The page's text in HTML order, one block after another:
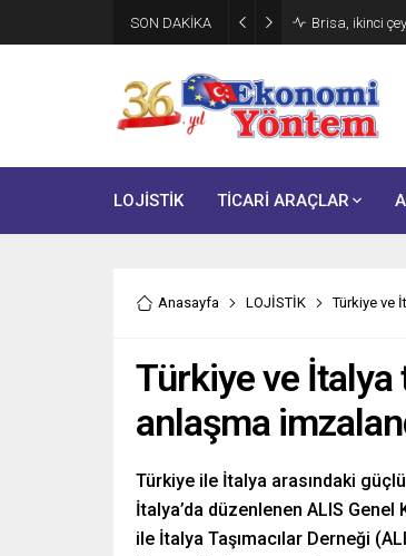
SON DAKİKA Brisa, ikinci
LOJİSTİK TİCARİ ARAÇLAR
Anasayfa LOJİSTİK Türkiye ve
Türkiye ve İtalya
anlaşma
Türkiye ile İtalya arasındaki
İtalya’da düzenlenen ALIS Genel
ile İtalya Taşımacılar Derneği